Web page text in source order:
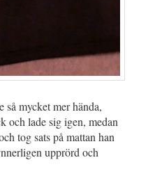
så mycket mer hända,
och lade sig igen, medan
tog sats på mattan han
upprörd och